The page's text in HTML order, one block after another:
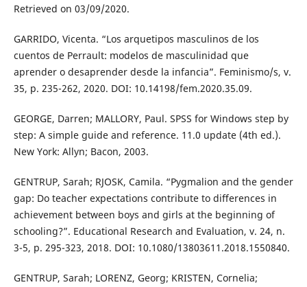
Retrieved on 03/09/2020.
GARRIDO, Vicenta. “Los arquetipos masculinos de los
cuentos de Perrault: modelos de masculinidad que
aprender o desaprender desde la infancia”. Feminismo/s, v.
35, p. 235-262, 2020. DOI: 10.14198/fem.2020.35.09.
GEORGE, Darren; MALLORY, Paul. SPSS for Windows step by
step: A simple guide and reference. 11.0 update (4th ed.).
New York: Allyn; Bacon, 2003.
GENTRUP, Sarah; RJOSK, Camila. “Pygmalion and the gender
gap: Do teacher expectations contribute to diﬀerences in
achievement between boys and girls at the beginning of
schooling?”. Educational Research and Evaluation, v. 24, n.
3-5, p. 295-323, 2018. DOI: 10.1080/13803611.2018.1550840.
GENTRUP, Sarah; LORENZ, Georg; KRISTEN, Cornelia;